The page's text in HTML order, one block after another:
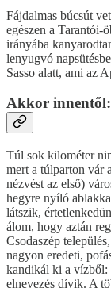
Fájdalmas búcsút
egészen a Tarantói-
irányába
lenyugvó
Sasso alatt, ami az
Akkor
Túl sok kilométer
mert a túlparton vár
nézvést az első)
hegyre nyíló
látszik,
álom, hogy aztán
Csodaszép
nagyon eredeti,
kandikál ki a vízből:
elnevezés dívik. A